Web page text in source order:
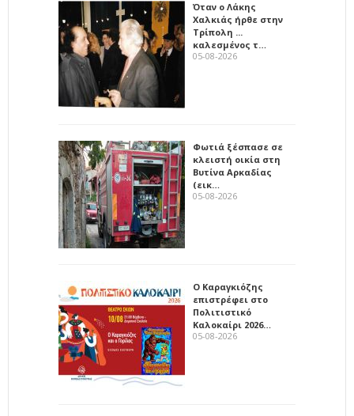
Όταν ο Λάκης
Χαλκιάς ήρθε στην
Τρίπολη ...
καλεσμένος τ…
05-08-2026
Φωτιά ξέσπασε σε
κλειστή οικία στη
Βυτίνα Αρκαδίας
(εικ…
05-08-2026
Ο Καραγκιόζης
επιστρέφει στο
Πολιτιστικό
Καλοκαίρι 2026…
05-08-2026